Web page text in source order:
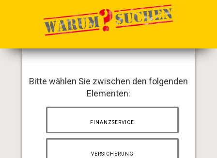
Bitte wählen Sie zwischen den folgenden
Elementen:
FINANZSERVICE
VERSICHERUNG